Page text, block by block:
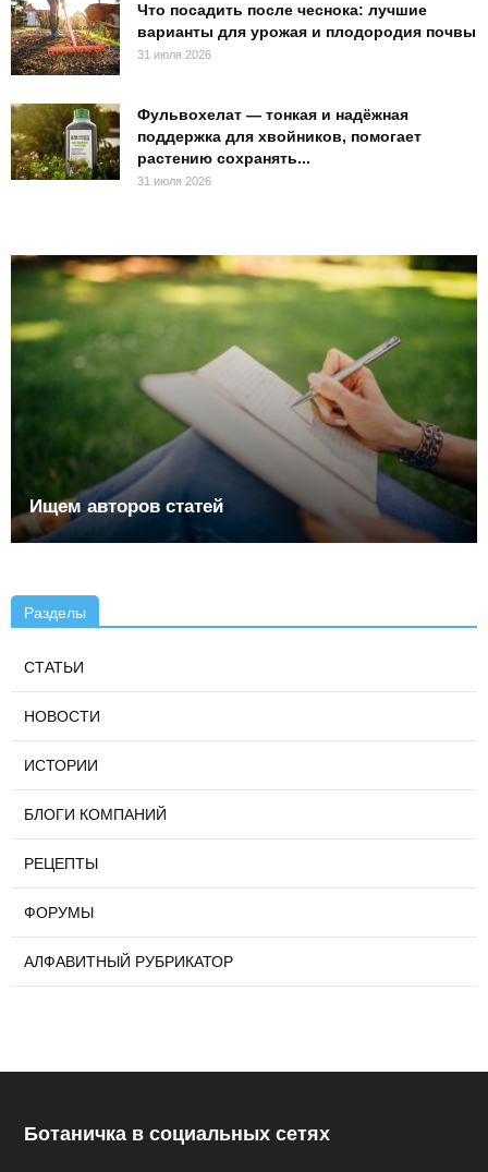
Что посадить после чеснока: лучшие
варианты для урожая и плодородия почвы
31 июля 2026
Фульвохелат — тонкая и надёжная
поддержка для хвойников, помогает
растению сохранять...
31 июля 2026
Ищем авторов статей
Разделы
СТАТЬИ
НОВОСТИ
ИСТОРИИ
БЛОГИ КОМПАНИЙ
РЕЦЕПТЫ
ФОРУМЫ
АЛФАВИТНЫЙ РУБРИКАТОР
Ботаничка в социальных сетях